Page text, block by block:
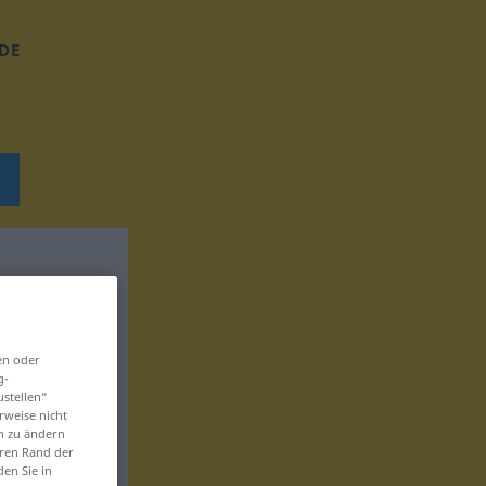
DE
oder
nicht
zu ändern
Rand der
Sie in